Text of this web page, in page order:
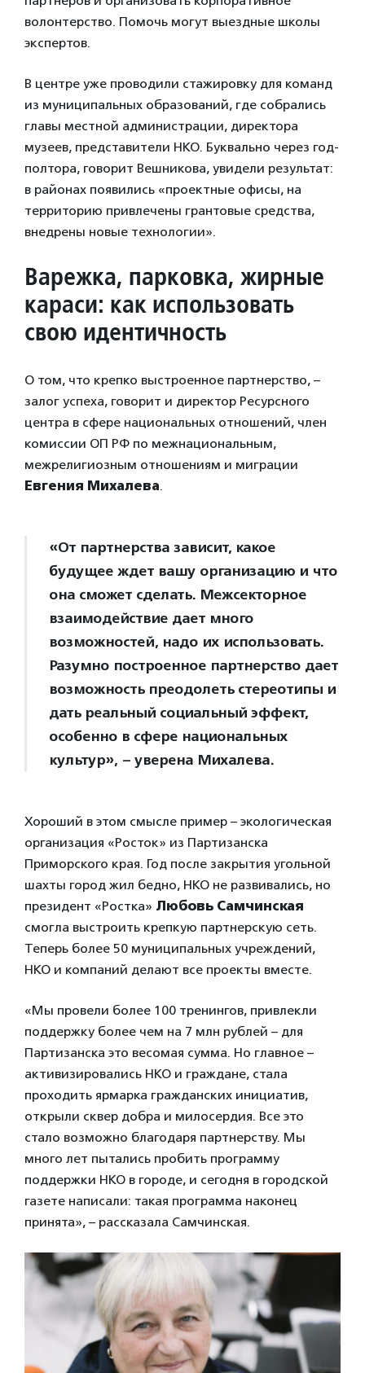
волонтерство. Помочь могут выездные школы
экспертов.
В центре уже проводили стажировку для команд
из муниципальных образований, где собрались
главы местной администрации, директора
музеев, представители НКО. Буквально через год-
полтора, говорит Вешникова, увидели результат:
в районах появились «проектные офисы, на
территорию привлечены грантовые средства,
внедрены новые технологии».
Варежка, парковка, жирные
караси: как использовать
свою идентичность
О том, что крепко выстроенное партнерство, –
залог успеха, говорит и директор Ресурсного
центра в сфере национальных отношений, член
комиссии ОП РФ по межнациональным,
межрелигиозным отношениям и миграции
Евгения Михалева.
«От партнерства зависит, какое
будущее ждет вашу организацию и что
она сможет сделать. Межсекторное
взаимодействие дает много
возможностей, надо их использовать.
Разумно построенное партнерство дает
возможность преодолеть стереотипы и
дать реальный социальный эффект,
особенно в сфере национальных
культур», – уверена Михалева.
Хороший в этом смысле пример – экологическая
организация «Росток» из Партизанска
Приморского края. Год после закрытия угольной
шахты город жил бедно, НКО не развивались, но
президент «Ростка» Любовь Самчинская
смогла выстроить крепкую партнерскую сеть.
Теперь более 50 муниципальных учреждений,
НКО и компаний делают все проекты вместе.
«Мы провели более 100 тренингов, привлекли
поддержку более чем на 7 млн рублей – для
Партизанска это весомая сумма. Но главное –
активизировались НКО и граждане, стала
проходить ярмарка гражданских инициатив,
открыли сквер добра и милосердия. Все это
стало возможно благодаря партнерству. Мы
много лет пытались пробить программу
поддержки НКО в городе, и сегодня в городской
газете написали: такая программа наконец
принята», – рассказала Самчинская.